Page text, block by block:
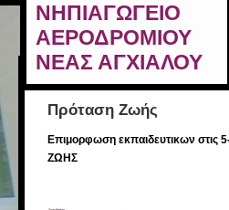
ΝΗΠΙΑΓΩΓΕΙΟ
ΑΕΡΟΔΡΟΜΙΟΥ
ΝΕΑΣ ΑΓΧΙΑΛΟΥ
Πρόταση Ζωής
Επιμορφωση εκπαιδευτικων
ΖΩΗΣ